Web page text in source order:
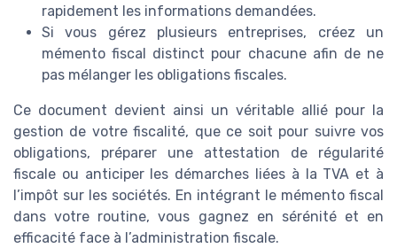
rapidement les informations demandées.
Si vous gérez plusieurs entreprises, créez un
mémento fiscal distinct pour chacune afin de ne
pas mélanger les obligations fiscales.
Ce document devient ainsi un véritable allié pour la
gestion de votre fiscalité, que ce soit pour suivre vos
obligations, préparer une attestation de régularité
fiscale ou anticiper les démarches liées à la TVA et à
l’impôt sur les sociétés. En intégrant le mémento fiscal
dans votre routine, vous gagnez en sérénité et en
efficacité face à l’administration fiscale.